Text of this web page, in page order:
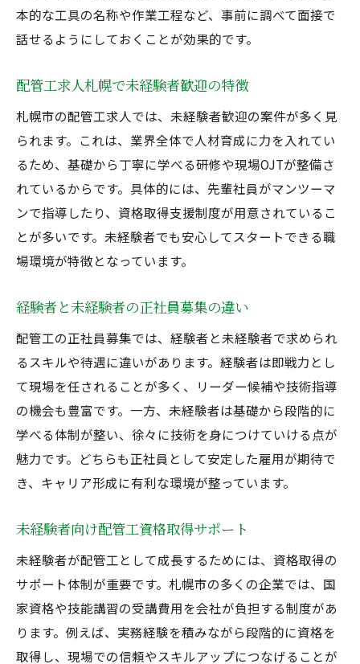
経験者・未経験者が選ぶ職種の特徴
配管工と溶接工の正社員募集傾向
配管工と溶接工の年収比較と将来性
未経験者におすすめの配管工・溶接工
正社員募集における配管工の魅力とは
配管工正社員募集の安定性と将来性
経験者・未経験者問わず魅力の福利厚生
札幌で配管工求人が増えている背景
溶接工との比較で見る配管工の魅力
配管工資格取得による正社員登用例
札幌で安定を目指す溶接工の道しるべ
溶接工正社員募集のポイントと応募方法
札幌で経験者が選ぶ溶接工求人の特徴
未経験者が溶接工正社員に転職するコツ
札幌の溶接工が目指せるキャリアアップ
未経験から配管工資格取得を目指す方法
未経験者が配管工資格を取る具体的ステッ
プ
札幌で配管工資格取得支援が充実した求人
溶接工・配管工正社員募集と資格取得の関
本的な工具の名称や作業工程など、事前に調べて面接で
話せるようにしておくことが効果的です。
配管工求人札幌で未経験者歓迎の特徴
札幌市の配管工求人では、未経験者歓迎の案件が多く見
られます。これは、業界全体で人材育成に力を入れてい
るため、基礎から丁寧に学べる研修や現場OJTが整備さ
れているからです。具体的には、先輩社員がマンツーマ
ンで指導したり、資格取得支援制度が用意されているこ
とが多いです。未経験者でも安心してスタートできる職
場環境が特徴となっています。
経験者と未経験者の正社員募集の違い
配管工の正社員募集では、経験者と未経験者で求められ
るスキルや待遇に違いがあります。経験者は即戦力とし
て現場を任されることが多く、リーダー候補や技術指導
の機会も豊富です。一方、未経験者は基礎から段階的に
学べる体制が整い、徐々に技術を身につけていける点が
魅力です。どちらも正社員として安定した雇用が期待で
き、キャリア形成に有利な環境が整っています。
未経験者向け配管工資格取得サポート
未経験者が配管工として成長するためには、資格取得の
サポート体制が重要です。札幌市の多くの企業では、国
家資格や技能講習の受講費用を会社が負担する制度があ
ります。例えば、実務経験を積みながら段階的に資格を
取得し、現場での信頼やスキルアップにつなげることが